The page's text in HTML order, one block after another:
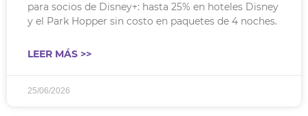
para socios de Disney+: hasta 25% en hoteles Disney
y el Park Hopper sin costo en paquetes de 4 noches.
LEER MÁS >>
25/06/2026